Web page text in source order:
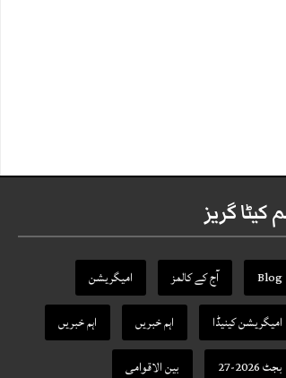
کیٹا گریز
Blog آج کے کالمز
امیگریشن
امیگریشن کینیڈا
اہم خبریں
اہم خبریں
بجٹ 2026-27
بین الاقوامی